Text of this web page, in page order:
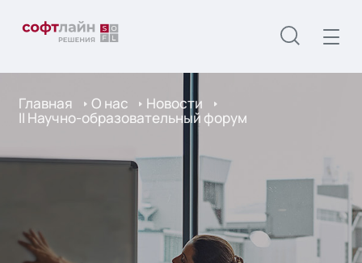
Главная О нас Новости
II Научно-образовательный форум